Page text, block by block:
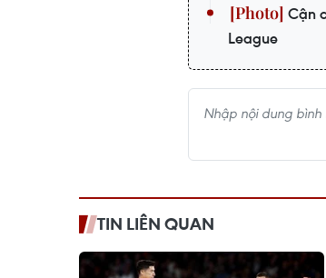
Cận
League
TIN LIÊN QUAN